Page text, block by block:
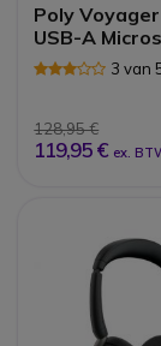
Poly
USB-A
Teams +3 van
128,95 €
119,95 € ex.